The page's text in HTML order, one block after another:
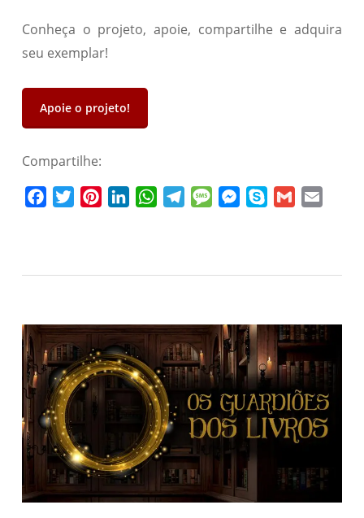
Conheça o projeto, apoie, compartilhe e adquira
seu exemplar!
Apoie o projeto!
Compartilhe:
FacebookTwitterPinterestLinkedInWhatsAppTelegramMessageMessenger
Skype Gmail